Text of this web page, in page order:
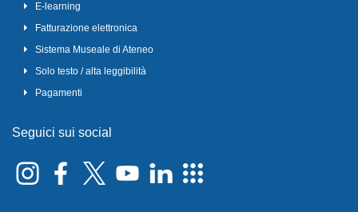
E-learning
Fatturazione elettronica
Sistema Museale di Ateneo
Solo testo / alta leggibilità
Pagamenti
Seguici sui social